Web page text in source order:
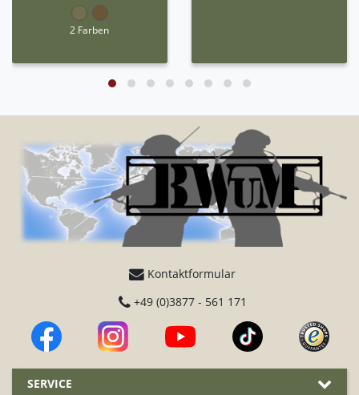
2 Farben
Kontaktformular
+49 (0)3877 - 561 171
SERVICE